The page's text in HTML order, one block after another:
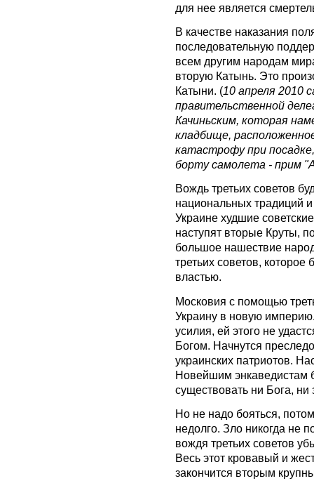
для нее является
В качестве наказания
последовательную
всем другим народам
вторую Катынь. Это
Катыни. (10 апреля 2010
правительственной
Качиньским, которая
кладбище,
катастрофу при
борту самолета - прим
Вождь третьих советов
национальных традиций
Украине худшие
наступят вторые Круты,
большое нашествие
третьих советов, которое
властью.
Московия с помощью
Украину в новую
усилия, ей этого не
Богом. Начнутся
украинских патриотов.
Новейшим энкаведистам
существовать ни Бога, ни
Но не надо бояться,
недолго. Зло никогда не
вождя третьих советов
Весь этот кровавый и
закончится вторым